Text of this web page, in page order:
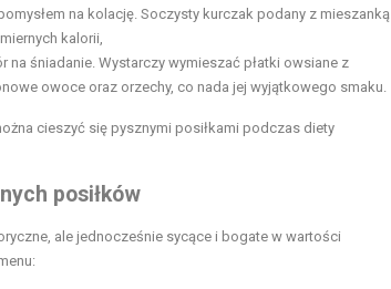
na kolację. Soczysty kurczak podany z mieszanką
kalorii,
na śniadanie. Wystarczy wymieszać płatki owsiane z
owoce oraz orzechy, co nada jej wyjątkowego smaku.
cieszyć się pysznymi posiłkami podczas diety
posiłków
ale jednocześnie sycące i bogate w wartości